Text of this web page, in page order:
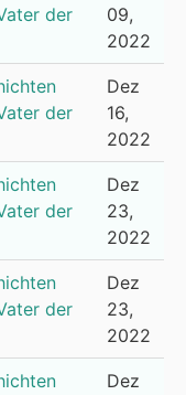
der
09,
2022
der
Dez
16,
2022
der
Dez
23,
2022
der
Dez
23,
2022
Dez